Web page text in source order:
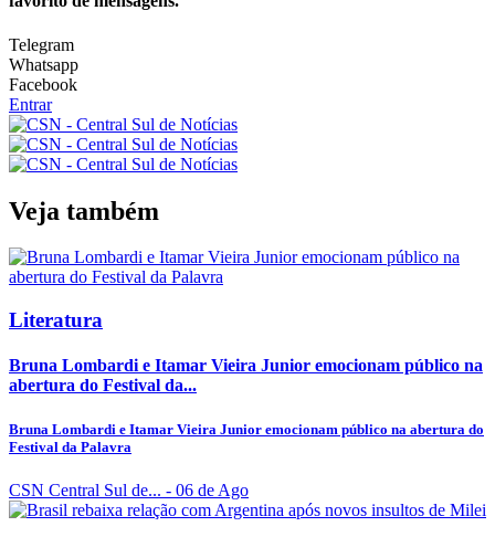
Telegram
Whatsapp
Facebook
Entrar
Veja também
Literatura
Bruna Lombardi e Itamar Vieira Junior emocionam público na
abertura do Festival da...
Bruna Lombardi e Itamar Vieira Junior emocionam público na abertura do
Festival da Palavra
CSN Central Sul de... - 06 de Ago